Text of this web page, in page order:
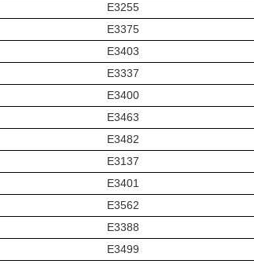
E3255
E3375
E3403
E3337
E3400
E3463
E3482
E3137
E3401
E3562
E3388
E3499